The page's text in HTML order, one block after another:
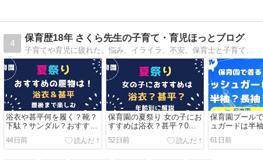
4
保育歴18年 さくら先生の子育て・育児ほっとブログ
子育てや育児に疲れた、悩み、イライラ、不安。保育士と子育ての経験から分かった事！親の関わり方で子どもは変わる！少しでも気持ちが楽に！おすすめ情報なども発信しています。子育てを笑顔と共に。
浴衣や甚平何を履く？靴？
下駄？サンダル？おすすめ
はコレ！男の子も女の子も
夏祭りはコレで決まり！
44日前
保育園の夏祭り 女の子にお
すすめは浴衣？甚平？0歳1
歳・2歳3歳・4歳5歳・年齢
別に保育士が解説します！
52日前
保育園プール
ュガードは半
育士が伝える
点
61日前